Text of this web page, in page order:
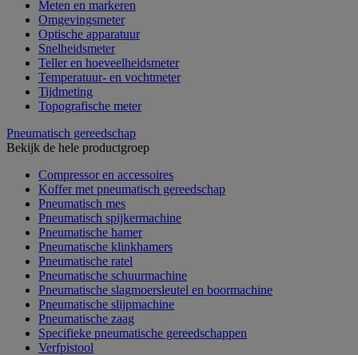
Meten en markeren
Omgevingsmeter
Optische apparatuur
Snelheidsmeter
Teller en hoeveelheidsmeter
Temperatuur- en vochtmeter
Tijdmeting
Topografische meter
Pneumatisch gereedschap
Bekijk de hele productgroep
Compressor en accessoires
Koffer met pneumatisch gereedschap
Pneumatisch mes
Pneumatisch spijkermachine
Pneumatische hamer
Pneumatische klinkhamers
Pneumatische ratel
Pneumatische schuurmachine
Pneumatische slagmoersleutel en boormachine
Pneumatische slijpmachine
Pneumatische zaag
Specifieke pneumatische gereedschappen
Verfpistool